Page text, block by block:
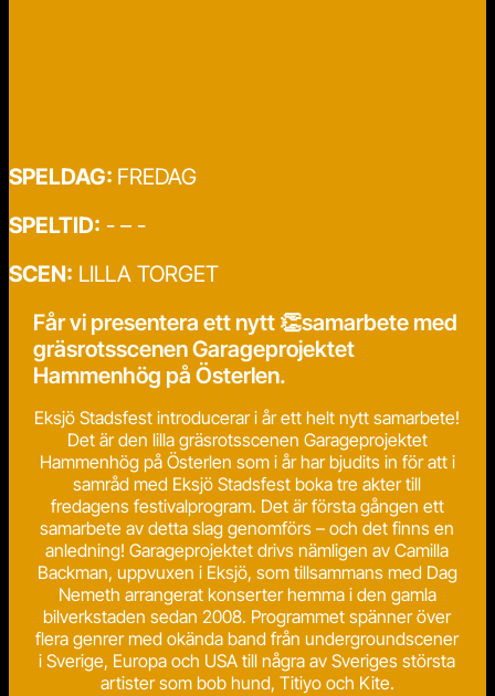
SPELDAG: FREDAG
SPELTID: - – -
SCEN: LILLA TORGET
Får vi presentera ett nytt 👏samarbete med
gräsrotsscenen Garageprojektet
Hammenhög på Österlen.
Eksjö Stadsfest introducerar i år ett helt nytt samarbete!
Det är den lilla gräsrotsscenen Garageprojektet
Hammenhög på Österlen som i år har bjudits in för att i
samråd med Eksjö Stadsfest boka tre akter till
fredagens festivalprogram. Det är första gången ett
samarbete av detta slag genomförs – och det finns en
anledning! Garageprojektet drivs nämligen av Camilla
Backman, uppvuxen i Eksjö, som tillsammans med Dag
Nemeth arrangerat konserter hemma i den gamla
bilverkstaden sedan 2008. Programmet spänner över
flera genrer med okända band från undergroundscener
i Sverige, Europa och USA till några av Sveriges största
artister som bob hund, Titiyo och Kite.